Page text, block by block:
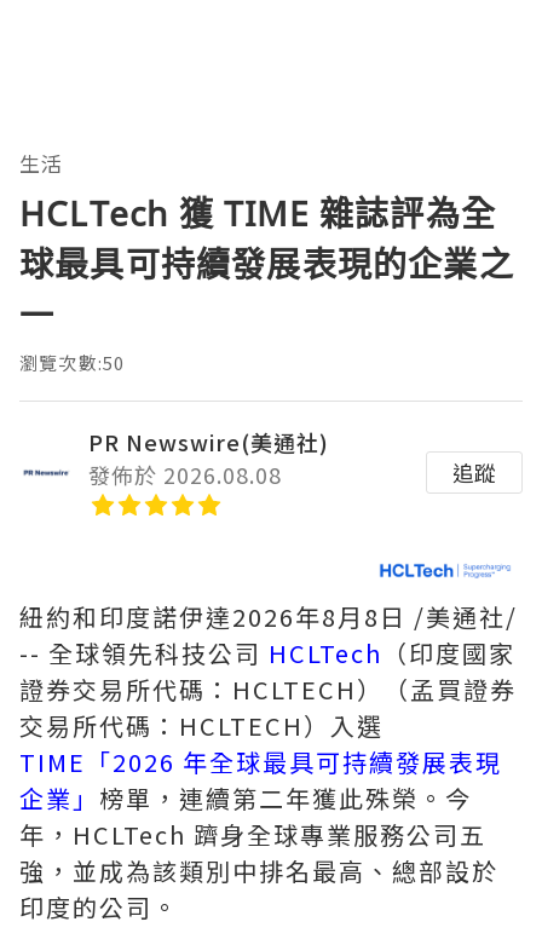
生活
HCLTech 獲 TIME 雜誌評為全
球最具可持續發展表現的企業之
一
瀏覽次數:50
PR Newswire(美通社)
發佈於 2026.08.08
追蹤
紐約和印度諾伊達2026年8月8日 /美通社/
-- 全球領先科技公司 HCLTech （印度國家
證券交易所代碼：HCLTECH）（孟買證券
交易所代碼：HCLTECH）入選
TIME「2026 年全球最具可持續發展表現
企業」 榜單，連續第二年獲此殊榮。今
年，HCLTech 躋身全球專業服務公司五
強，並成為該類別中排名最高、總部設於
印度的公司。